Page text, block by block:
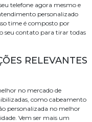
telefone agora mesmo e
personalizado
time é composto por
seu contato para tirar todas
RELEVANTES
no mercado de
como cabeamento
personalizada no melhor
Vem ser mais um